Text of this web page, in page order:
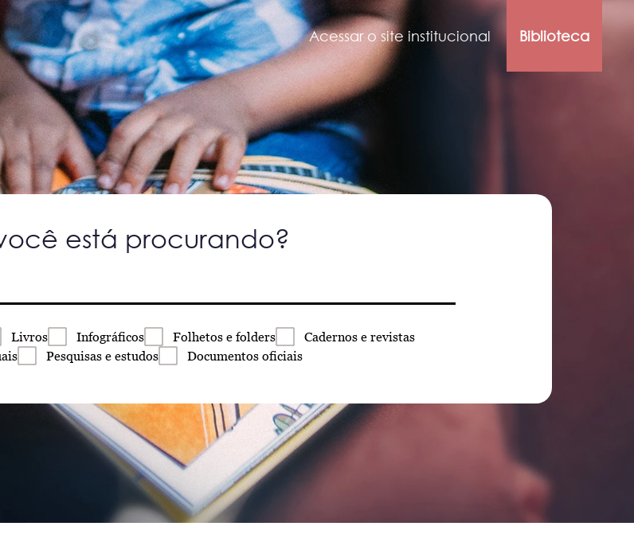
Acessar o site institucional Biblioteca
está procurando?
Livros Infográficos Folhetos e folders Cadernos e revistas
Pesquisas e estudos Documentos oficiais